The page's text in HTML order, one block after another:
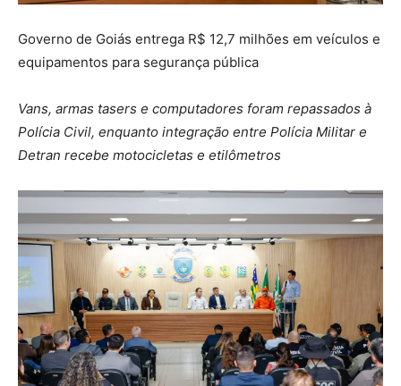
Governo de Goiás entrega R$ 12,7 milhões em veículos e
equipamentos para segurança pública
Vans, armas tasers e computadores foram repassados à
Polícia Civil, enquanto integração entre Polícia Militar e
Detran recebe motocicletas e etilômetros